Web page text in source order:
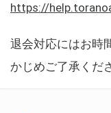
https://
退会対応にはお時
かじめご了承くだ